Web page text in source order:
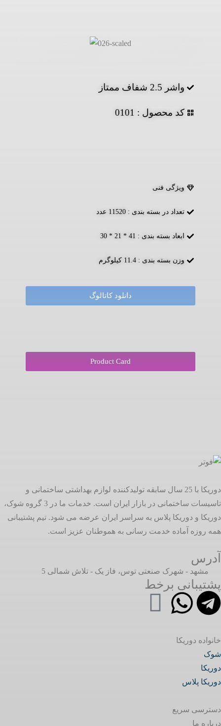
واشر 2.5 شفاف ممتاز
کد محصول : 0101
ویژگی فنی
تعداد در بسته بندی : 11520 عدد
ابعاد بسته بندی : 41 * 21 * 30
وزن بسته بندی : 11.4 کیلوگرم
دانلود کاتالوگ
Product Card
دوریکا با 25 سال سابقه تولیدکننده لوازم بهداشتی ساختمانی و
تاسیسات ساختمانی در بازار ایران است. خدمات ما در 3 گروه شوک،
دوریکا و دوریکا پلاس به سراسر ایران عرضه می شود. تیم پشتیبانی
همه روزه آماده خدمت رسانی به هموطنان عزیز است.
آدرس
مشهد - شهرک صنعتی توس، فاز یک - تلاش شمالی 5
پشتیبانی برخط
خانواده دوریکا
شوک
دوریکا
دوریکا پلاس
دسترسی سریع
درباره ما